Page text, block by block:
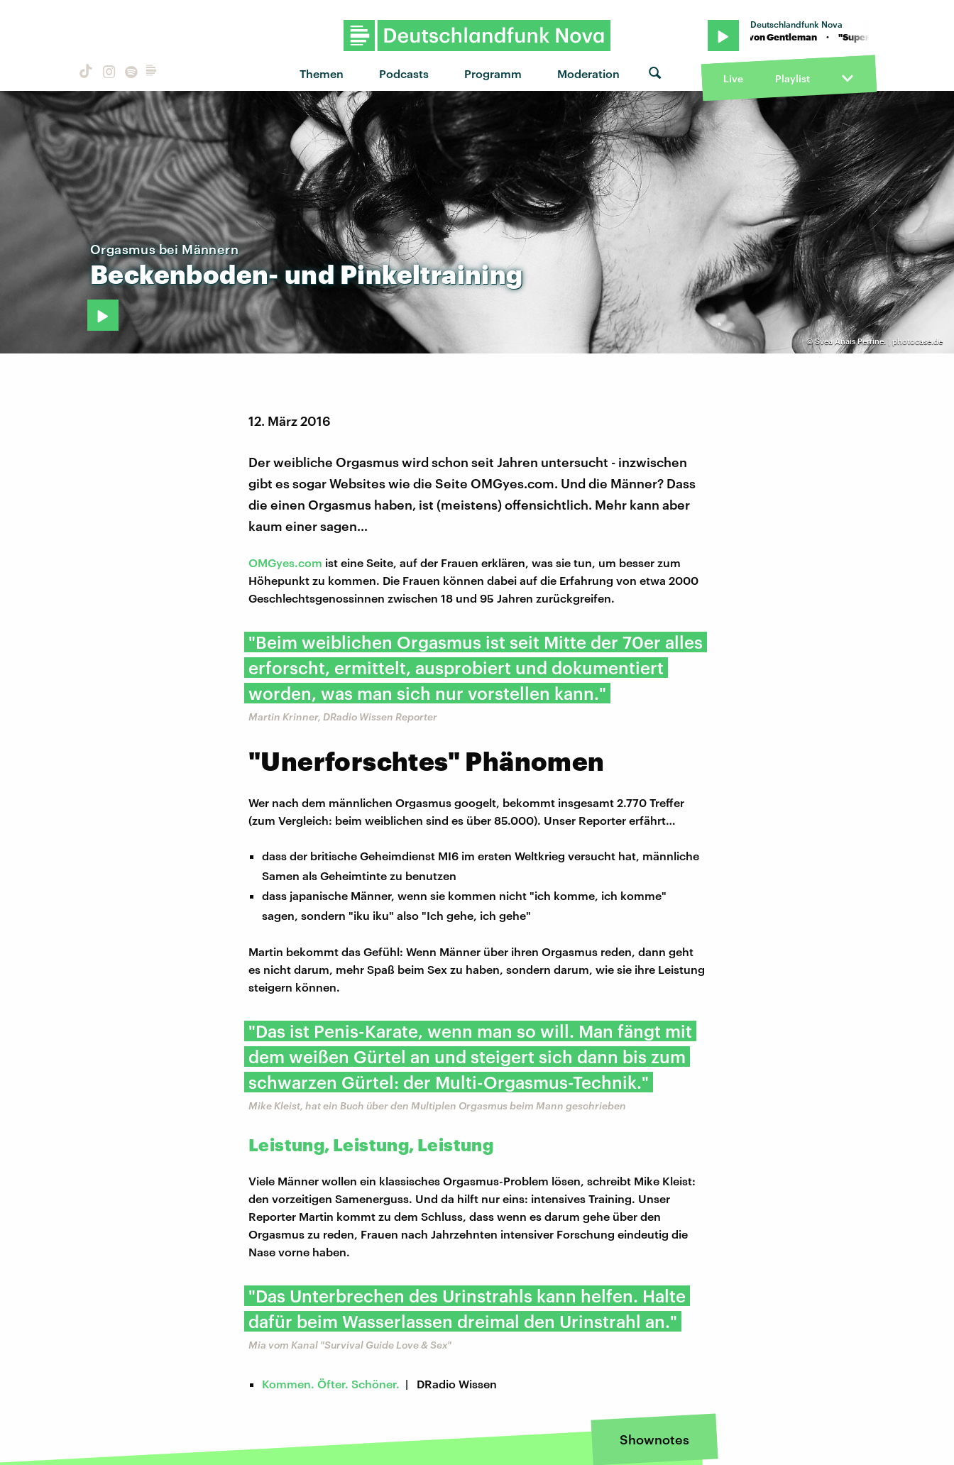
Themen Podcasts Programm Moderation
Deutschlandfunk Nova
"Superior" von Gentleman · "Superior" von Gentleman · "Superior" von Gentleman
Live Playlist
©Svea Anais Perrine. | photocase.de
Orgasmus bei Männern
Beckenboden- und Pinkeltraining
12. März 2016
Der weibliche Orgasmus wird schon seit Jahren untersucht - inzwischen
gibt es sogar Websites wie die Seite OMGyes.com. Und die Männer? Dass
die einen Orgasmus haben, ist (meistens) offensichtlich. Mehr kann aber
kaum einer sagen…
OMGyes.com ist eine Seite, auf der Frauen erklären, was sie tun, um besser zum
Höhepunkt zu kommen. Die Frauen können dabei auf die Erfahrung von etwa 2000
Geschlechtsgenossinnen zwischen 18 und 95 Jahren zurückgreifen.
"Beim weiblichen Orgasmus ist seit Mitte der 70er alles
erforscht, ermittelt, ausprobiert und dokumentiert
worden, was man sich nur vorstellen kann."
Martin Krinner, DRadio Wissen Reporter
"Unerforschtes" Phänomen
Wer nach dem männlichen Orgasmus googelt, bekommt insgesamt 2.770 Treffer
(zum Vergleich: beim weiblichen sind es über 85.000). Unser Reporter erfährt…
dass der britische Geheimdienst MI6 im ersten Weltkrieg versucht hat, männliche
Samen als Geheimtinte zu benutzen
dass japanische Männer, wenn sie kommen nicht "ich komme, ich komme"
sagen, sondern "iku iku" also "Ich gehe, ich gehe"
Martin bekommt das Gefühl: Wenn Männer über ihren Orgasmus reden, dann geht
es nicht darum, mehr Spaß beim Sex zu haben, sondern darum, wie sie ihre Leistung
steigern können.
"Das ist Penis-Karate, wenn man so will. Man fängt mit
dem weißen Gürtel an und steigert sich dann bis zum
schwarzen Gürtel: der Multi-Orgasmus-Technik."
Mike Kleist, hat ein Buch über den Multiplen Orgasmus beim Mann geschrieben
Leistung, Leistung, Leistung
Viele Männer wollen ein klassisches Orgasmus-Problem lösen, schreibt Mike Kleist:
den vorzeitigen Samenerguss. Und da hilft nur eins: intensives Training. Unser
Reporter Martin kommt zu dem Schluss, dass wenn es darum gehe über den
Orgasmus zu reden, Frauen nach Jahrzehnten intensiver Forschung eindeutig die
Nase vorne haben.
"Das Unterbrechen des Urinstrahls kann helfen. Halte
dafür beim Wasserlassen dreimal den Urinstrahl an."
Mia vom Kanal "Survival Guide Love & Sex"
Kommen. Öfter. Schöner. | DRadio Wissen
Shownotes